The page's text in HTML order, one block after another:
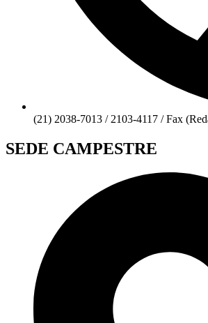
(21) 2038-7013 / 2103-4117 / Fax
SEDE CAMPESTRE